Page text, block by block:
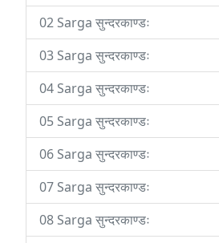
02 Sarga सुन्दरकाण्डः
03 Sarga सुन्दरकाण्डः
04 Sarga सुन्दरकाण्डः
05 Sarga सुन्दरकाण्डः
06 Sarga सुन्दरकाण्डः
07 Sarga सुन्दरकाण्डः
08 Sarga सुन्दरकाण्डः